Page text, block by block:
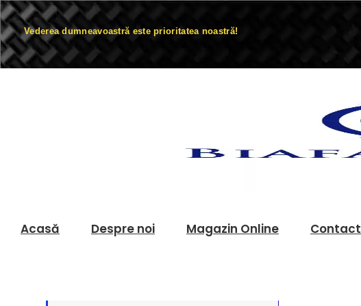
Vederea dumneavoastră este prioritatea noastră!
Acasă Despre noi Magazin Online Contact